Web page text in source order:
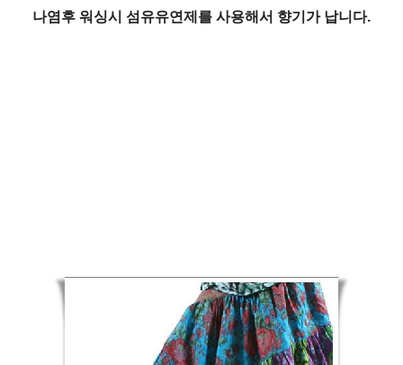
나염후 워싱시 섬유유연제를 사용해서 향기가 납니다.